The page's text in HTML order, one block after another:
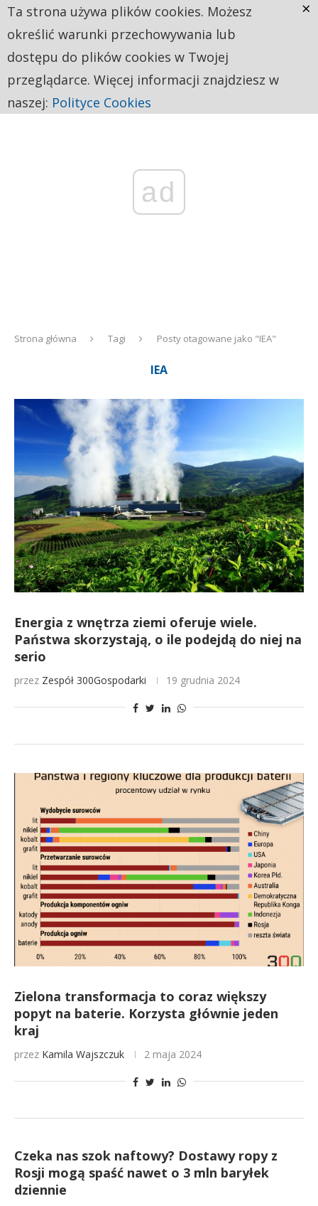
ad
Strona główna Tagi Posty otagowane jako "IEA"
IEA
Energia z wnętrza ziemi oferuje wiele.
Państwa skorzystają, o ile podejdą do niej na
serio
przez Zespół 300Gospodarki 19 grudnia 2024
Zielona transformacja to coraz większy
popyt na baterie. Korzysta głównie jeden
kraj
przez Kamila Wajszczuk 2 maja 2024
Czeka nas szok naftowy? Dostawy ropy z
Rosji mogą spaść nawet o 3 mln baryłek
dziennie
Ta strona używa plików cookies. Możesz
określić warunki przechowywania lub
dostępu do plików cookies w Twojej
przeglądarce. Więcej informacji znajdziesz w
naszej: Polityce Cookies
×